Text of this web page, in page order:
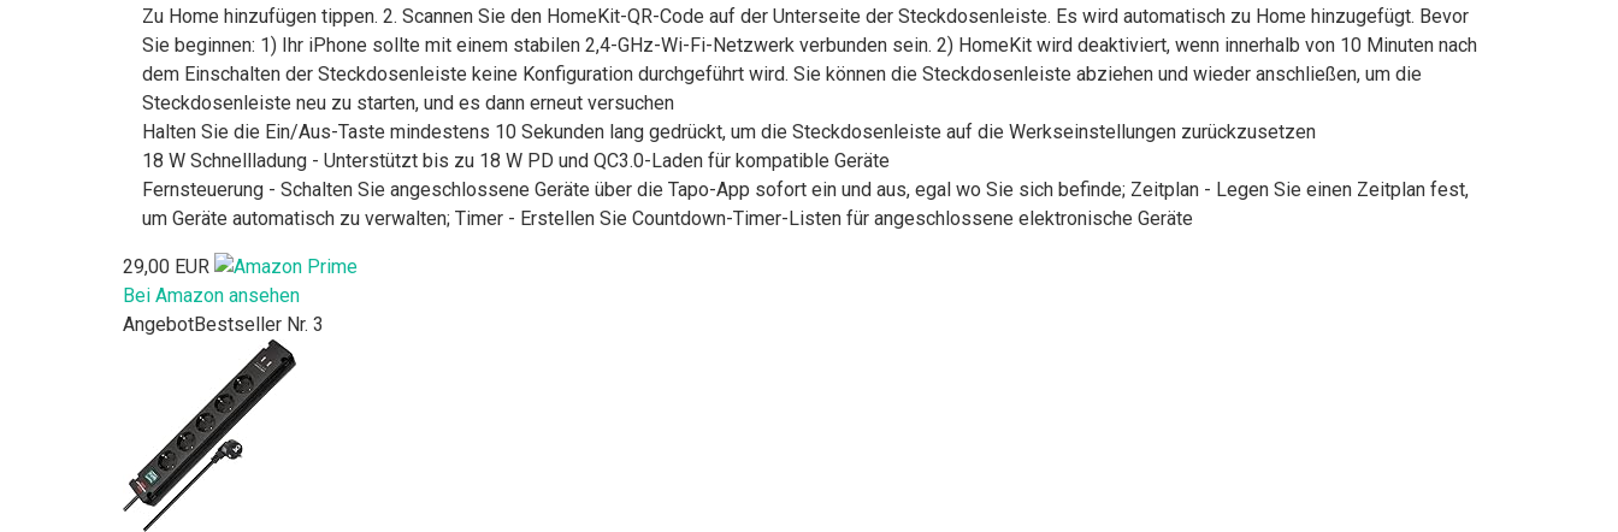
Zu Home hinzufügen tippen. 2. Scannen Sie den HomeKit-QR-Code auf der Unterseite der Steckdosenleiste. Es wird automatisch zu Home hinzugefügt. Bevor
Sie beginnen: 1) Ihr iPhone sollte mit einem stabilen 2,4-GHz-Wi-Fi-Netzwerk verbunden sein. 2) HomeKit wird deaktiviert, wenn innerhalb von 10 Minuten nach
dem Einschalten der Steckdosenleiste keine Konfiguration durchgeführt wird. Sie können die Steckdosenleiste abziehen und wieder anschließen, um die
Steckdosenleiste neu zu starten, und es dann erneut versuchen
Halten Sie die Ein/Aus-Taste mindestens 10 Sekunden lang gedrückt, um die Steckdosenleiste auf die Werkseinstellungen zurückzusetzen
18 W Schnellladung - Unterstützt bis zu 18 W PD und QC3.0-Laden für kompatible Geräte
Fernsteuerung - Schalten Sie angeschlossene Geräte über die Tapo-App sofort ein und aus, egal wo Sie sich befinde; Zeitplan - Legen Sie einen Zeitplan fest,
um Geräte automatisch zu verwalten; Timer - Erstellen Sie Countdown-Timer-Listen für angeschlossene elektronische Geräte
29,00 EUR
Bei Amazon ansehen
AngebotBestseller Nr. 3